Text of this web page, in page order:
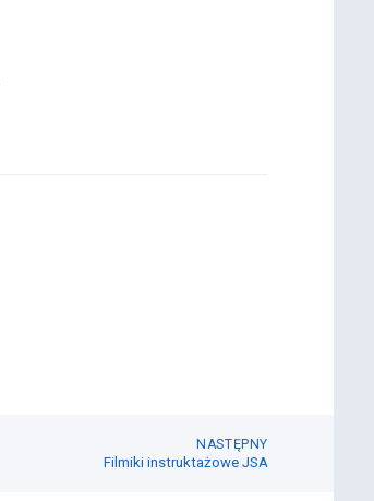
NASTĘPNY
Filmiki instruktażowe JSA